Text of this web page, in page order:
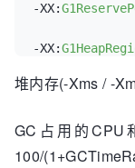
-XX:
-XX:
堆内存(-Xms / -
GC占用的CPU
100/